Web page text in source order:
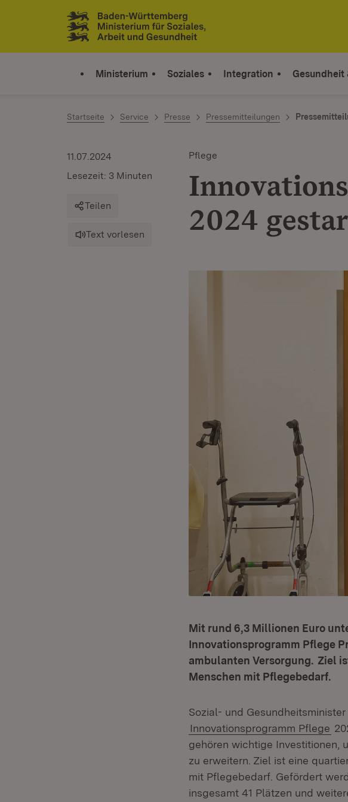
Zum Inhalt springen
Link zur Startseite
Ministerium Soziales Integration Gesundheit
Startseite Service Presse Pressemitteilungen
Pflege
2024
11.07.2024
Lesezeit: 3 Minuten
Teilen
Text vorlesen
Mit rund 6,3 Millionen Euro
Innovationsprogramm Pflege
ambulanten Versorgung. Ziel
Menschen mit Pflegebedarf.
Sozial- und
Innovationsprogramm Pflege
gehören wichtige Investitionen,
zu erweitern. Ziel ist eine
mit Pflegebedarf. Gefördert
insgesamt 41 Plätzen und